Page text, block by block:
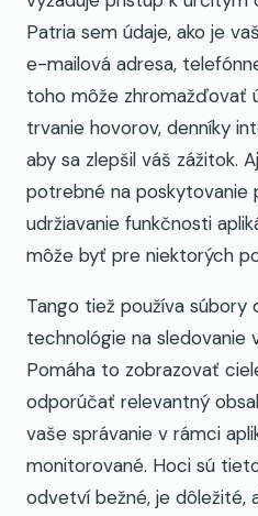
Patria sem údaje, ako je
e-mailová adresa,
toho môže zhromažďovať
trvanie hovorov, denníky
aby sa zlepšil váš zážitok.
potrebné na poskytovanie
udržiavanie funkčnosti
môže byť pre niektorých
Tango tiež používa súbory
technológie na sledovanie
Pomáha to zobrazovať
odporúčať relevantný
vaše správanie v rámci
monitorované. Hoci sú
odvetví bežné, je dôležité,